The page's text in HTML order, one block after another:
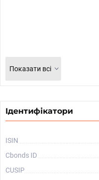
Показати всі
Ідентифікатори
ISIN
Cbonds ID
CUSIP